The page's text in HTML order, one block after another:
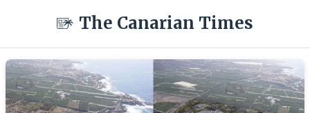
The Canarian Times